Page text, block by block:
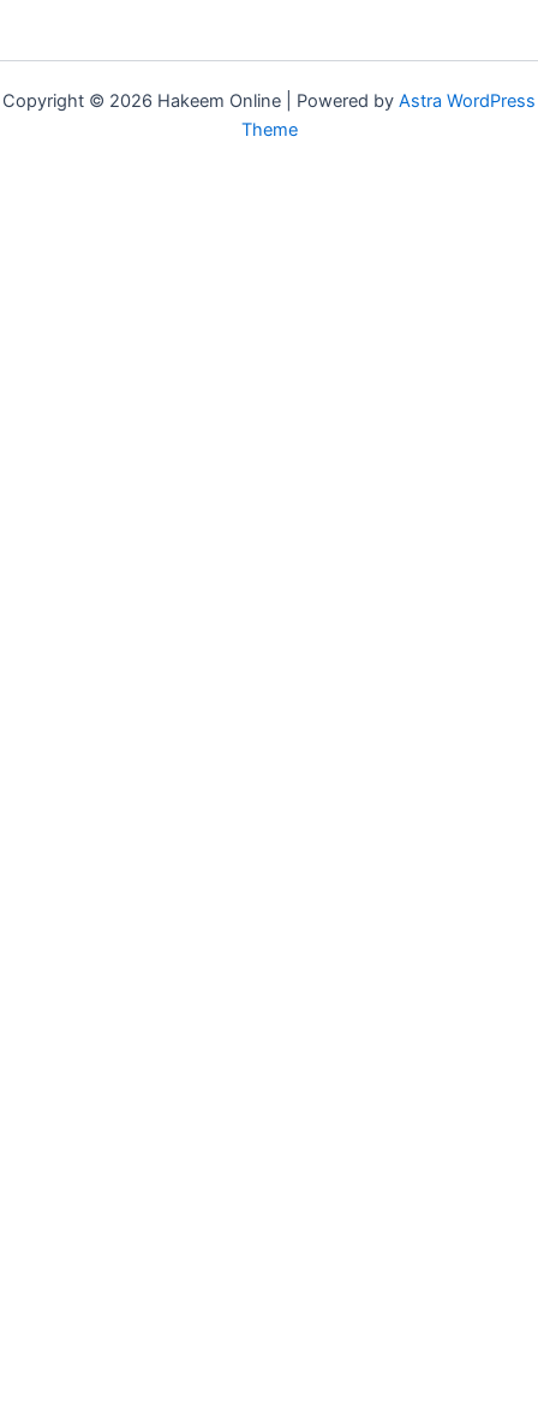
may
may
Copyright © 2026 Hakeem Online | Powered by Astra WordPress
Theme